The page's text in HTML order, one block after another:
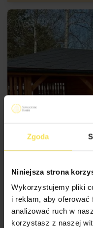
Zgoda
Niniejsza strona
Wykorzystujemy pliki
i reklam, aby oferować
analizować ruch w
korzystasz z naszej